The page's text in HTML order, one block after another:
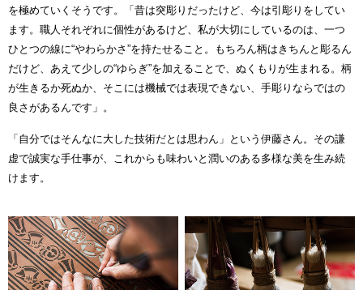
を極めていくそうです。「昔は突彫りだったけど、今は引彫りをしてい
ます。職人それぞれに個性があるけど、私が大切にしているのは、一つ
ひとつの線に“やわらかさ”を持たせること。もちろん柄はきちんと彫るん
だけど、あえて少しの“ゆらぎ”を加えることで、ぬくもりが生まれる。柄
が生きるか死ぬか、そこには機械では表現できない、手彫りならではの
良さがあるんです」。
「自分ではそんなに大した技術だとは思わん」という伊藤さん。その謙
虚で誠実な手仕事が、これからも味わいと潤いのある多様な美を生み続
けます。